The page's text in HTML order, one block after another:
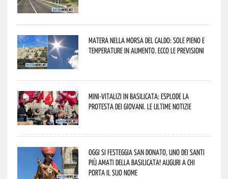
Matera nella morsa del caldo: sole pieno e
temperature in aumento. Ecco le previsioni
Mini-vitalizi in Basilicata: esplode la
protesta dei giovani. Le ultime notizie
Oggi si festeggia San Donato, uno dei Santi
più amati della Basilicata! Auguri a chi
porta il suo nome